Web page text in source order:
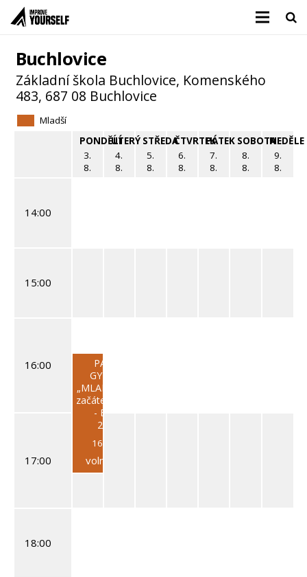
Buchlovice
Základní škola Buchlovice, Komenského
483, 687 08 Buchlovice
Mladší
PONDĚLÍ
3.
8.
ÚTERÝ
4.
8.
STŘEDA
5.
8.
ČTVRTEK
6.
8.
PÁTEK
7.
8.
SOBOTA
8.
8.
NEDĚLE
9.
8.
14:00
15:00
16:00
PARKOUR A
GYMNASTIKA
„MLADŠÍ/STARŠÍ“ –
začátečníci/pokročilí
- Buchlovice
2025/2026
16:30—17:30
volná místa: 25
17:00
18:00